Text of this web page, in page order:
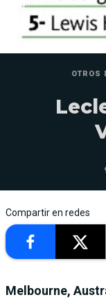
OTROS
Compartir en redes
Melbourne,